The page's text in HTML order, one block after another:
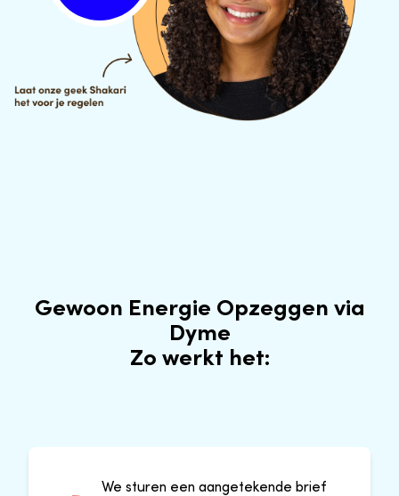
Gewoon Energie Opzeggen via
Dyme
Zo werkt het:
We sturen een aangetekende brief